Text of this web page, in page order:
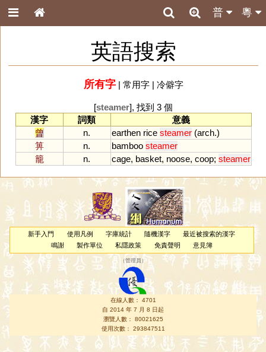
粵
普
英語搜索
所有字| 常用字| 冷僻字
[steamer], 找到 3 個
漢字
詞類
意義
曾
n. earthen rice steamer(arch.)
箅
n. bamboo steamer
籠
n. cage, basket, noose, coop; steamer
新手入門 使用凡例 字庫統計 隨機漢字
最近被搜索的漢字
鳴謝
製作單位 私隱政策 免責聲明 意見簿
（管理員 ）
在線人數： 4701
自 2014 年 7 月 8 日起
瀏覽人數： 80021625
使用次數： 293847511